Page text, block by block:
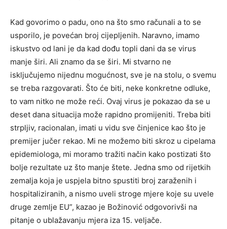
Kad govorimo o padu, ono na što smo računali a to se
usporilo, je povećan broj cijepljenih. Naravno, imamo
iskustvo od lani je da kad dođu topli dani da se virus
manje širi. Ali znamo da se širi. Mi stvarno ne
isključujemo nijednu mogućnost, sve je na stolu, o svemu
se treba razgovarati. Što će biti, neke konkretne odluke,
to vam nitko ne može reći. Ovaj virus je pokazao da se u
deset dana situacija može rapidno promijeniti. Treba biti
strpljiv, racionalan, imati u vidu sve činjenice kao što je
premijer jučer rekao. Mi ne možemo biti skroz u cipelama
epidemiologa, mi moramo tražiti način kako postizati što
bolje rezultate uz što manje štete. Jedna smo od rijetkih
zemalja koja je uspjela bitno spustiti broj zaraženih i
hospitaliziranih, a nismo uveli stroge mjere koje su uvele
druge zemlje EU”, kazao je Božinović odgovorivši na
pitanje o ublažavanju mjera iza 15. veljače.